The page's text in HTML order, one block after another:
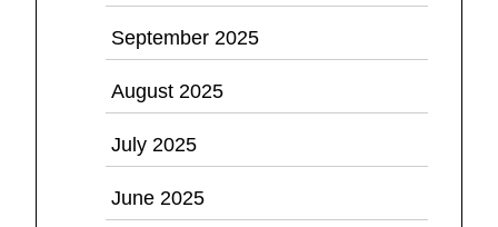
September 2025
August 2025
July 2025
June 2025